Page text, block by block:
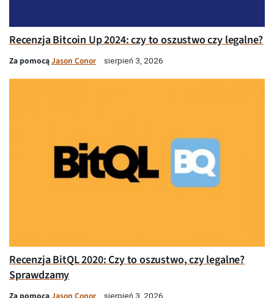
Recenzja Bitcoin Up 2024: czy to oszustwo czy legalne?
Za pomocąJason Conor sierpień 3, 2026
Recenzja BitQL 2020: Czy to oszustwo, czy legalne?
Sprawdzamy
sierpień 3, 2026